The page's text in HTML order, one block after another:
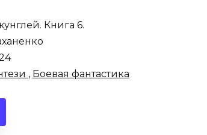
Книга 6.
, Боевая фантастика